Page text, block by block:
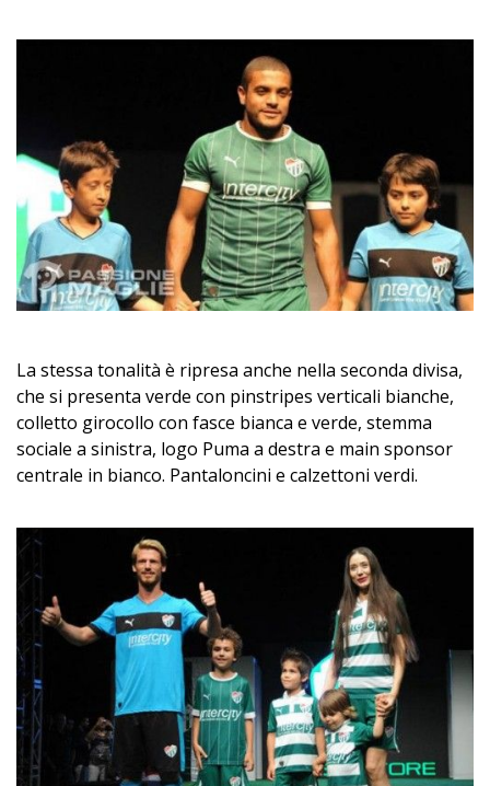
La stessa tonalità è ripresa anche nella seconda divisa,
che si presenta verde con pinstripes verticali bianche,
colletto girocollo con fasce bianca e verde, stemma
sociale a sinistra, logo Puma a destra e main sponsor
centrale in bianco. Pantaloncini e calzettoni verdi.